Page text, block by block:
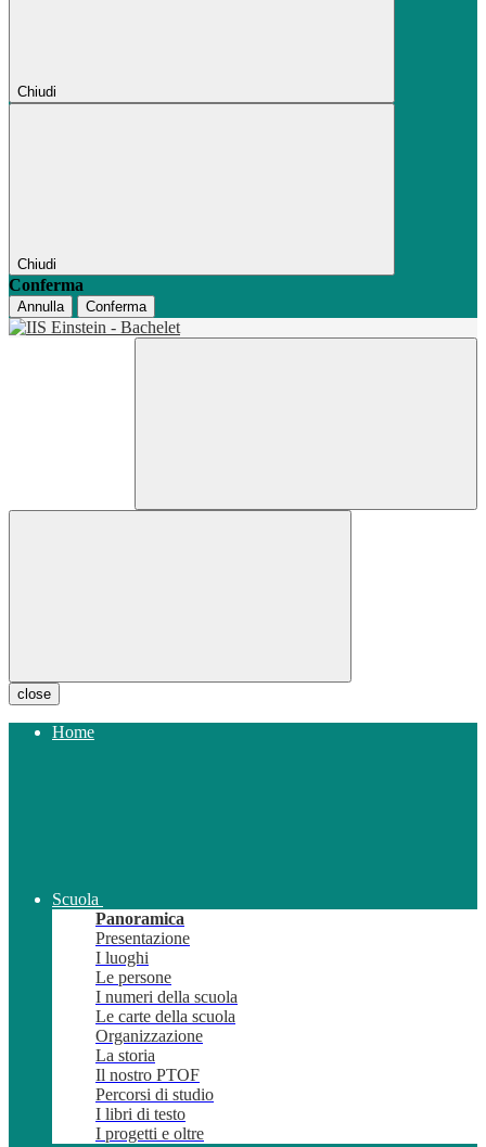
Chiudi
Chiudi
Conferma
Annulla Conferma
close
Home
Scuola
Panoramica
Presentazione
I luoghi
Le persone
I numeri della scuola
Le carte della scuola
Organizzazione
La storia
Il nostro PTOF
Percorsi di studio
I libri di testo
I progetti e oltre